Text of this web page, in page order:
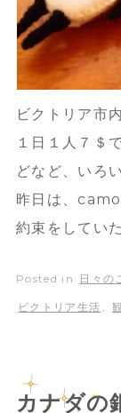
ビクトリア市
１日１人７＄
どなど、いろ
昨日は、
約束をしてい
Posted in 日々の
ビクトリア生活 ,
カナダの